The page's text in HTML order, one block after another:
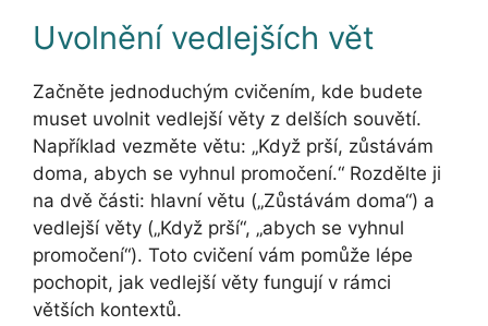
Uvolnění vedlejších vět
Začněte jednoduchým cvičením, kde budete
muset uvolnit vedlejší věty z delších souvětí.
Například vezměte větu: „Když prší, zůstávám
doma, abych se vyhnul promočení.“ Rozdělte ji
na dvě části: hlavní větu („Zůstávám doma“) a
vedlejší věty („Když prší“, „abych se vyhnul
promočení“). Toto cvičení vám pomůže lépe
pochopit, jak vedlejší věty fungují v rámci
větších kontextů.